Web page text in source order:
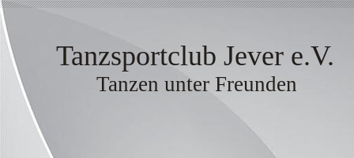
Tanzsportclub Jever e.V.
Tanzen unter Freunden